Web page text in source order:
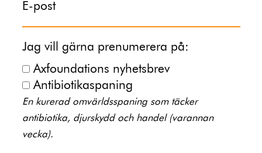
E-post
Jag vill gärna prenumerera på:
Axfoundations nyhetsbrev
Antibiotikaspaning
En kurerad omvärldsspaning som täcker
antibiotika, djurskydd och handel (varannan
vecka).